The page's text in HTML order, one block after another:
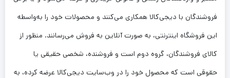
فروشندگان با دیجی‌کالا همکاری می‌کنند و محصولات خود را به‌واسطه
این فروشگاه اینترنتی، به صورت آنلاین به فروش می‌رسانند. منظور از
کالای فروشندگان، گروه دوم است و فروشنده، شخصی حقیقی یا
حقوقی است که محصول خود را در وب‌سایت دیجی‌کالا عرضه کرده، به